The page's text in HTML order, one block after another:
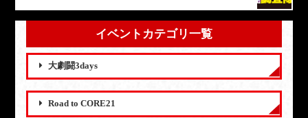
イベントカテゴリ一覧
大劇闘3days
Road to CORE21